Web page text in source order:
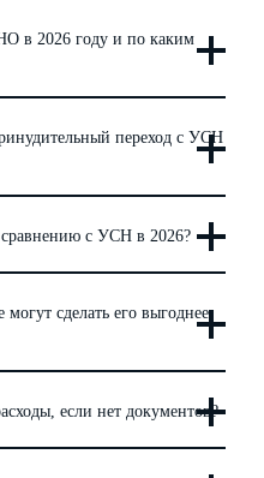
в 2026 году и по каким
переход с УСН
с УСН в 2026?
сделать его выгоднее
если нет документов?